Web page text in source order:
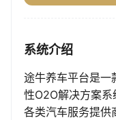
系统介绍
途牛养车平台是一
性O2O解决方案
各类汽车服务提供